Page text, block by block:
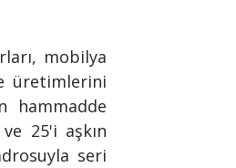
mobilya
üretimlerini
hammadde
25'i aşkın
seri